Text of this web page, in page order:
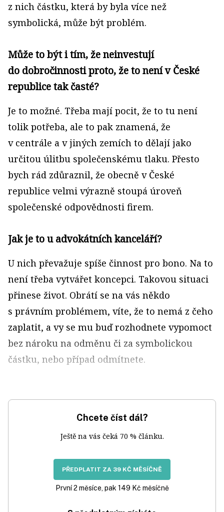
z nich částku, která by byla více než
symbolická, může být problém.
Může to být i tím, že neinvestují
do dobročinnosti proto, že to není v České
republice tak časté?
Je to možné. Třeba mají pocit, že to tu není
tolik potřeba, ale to pak znamená, že
v centrále a v jiných zemích to dělají jako
určitou úlitbu společenskému tlaku. Přesto
bych rád zdůraznil, že obecně v České
republice velmi výrazně stoupá úroveň
společenské odpovědnosti firem.
Jak je to u advokátních kanceláří?
U nich převažuje spíše činnost pro bono. Na to
není třeba vytvářet koncepci. Takovou situaci
přinese život. Obrátí se na vás někdo
s právním problémem, víte, že to nemá z čeho
zaplatit, a vy se mu buď rozhodnete vypomoct
bez nároku na odměnu či za symbolickou
částku, nebo případ odmítnete.
Chcete číst dál?
Ještě na vás čeká 70 % článku.
PŘEDPLATIT ZA 39 KČ MĚSÍČNĚ
První 2 měsíce, pak 149 Kč měsíčně